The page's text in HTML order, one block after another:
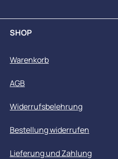
SHOP
Warenkorb
AGB
Widerrufsbelehrung
Bestellung widerrufen
Lieferung und Zahlung